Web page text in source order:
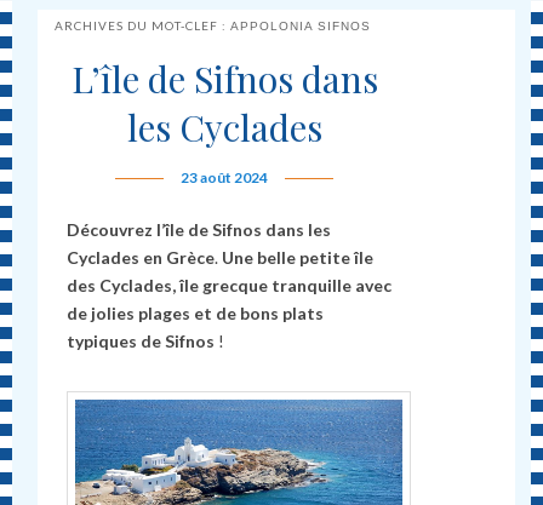
ARCHIVES DU MOT-CLEF :APPOLONIA SIFNOS
L’île de Sifnos dans
les Cyclades
23 août 2024
Découvrez l’île de Sifnos dans les
Cyclades en Grèce. Une belle petite île
des Cyclades, île grecque tranquille avec
de jolies plages et de bons plats
typiques de Sifnos !